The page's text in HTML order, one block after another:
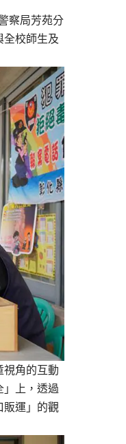
察局芳苑分
全校師生及
視角的互動
」上，透過
販運」的觀